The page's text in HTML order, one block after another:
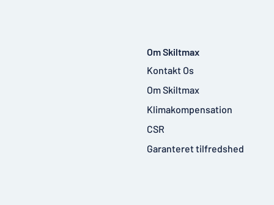
Om Skiltmax
Kontakt Os
Om Skiltmax
Klimakompensation
CSR
Garanteret tilfredshed